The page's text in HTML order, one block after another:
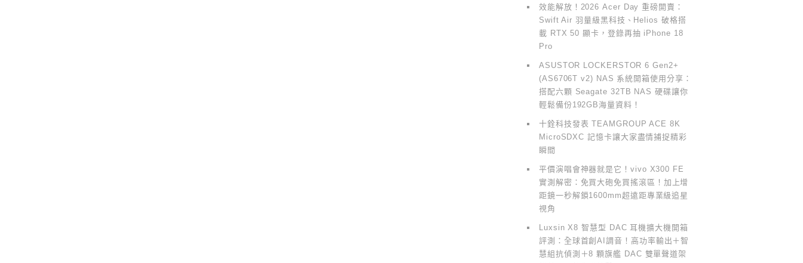
效能解放！2026 Acer Day 重磅開賣：
Swift Air 羽量級黑科技、Helios 破格搭
載 RTX 50 顯卡，登錄再抽 iPhone 18
Pro
ASUSTOR LOCKERSTOR 6 Gen2+
(AS6706T v2) NAS 系統開箱使用分享：
搭配六顆 Seagate 32TB NAS 硬碟讓你
輕鬆備份192GB海量資料！
十銓科技發表 TEAMGROUP ACE 8K
MicroSDXC 記憶卡讓大家盡情捕捉精彩
瞬間
平價演唱會神器就是它！vivo X300 FE
實測解密：免買大砲免買搖滾區！加上增
距鏡一秒解鎖1600mm超遠距專業級追星
視角
Luxsin X8 智慧型 DAC 耳機擴大機開箱
評測：全球首創AI調音！高功率輸出＋智
慧組抗偵測＋8 顆旗艦 DAC 雙單聲道架